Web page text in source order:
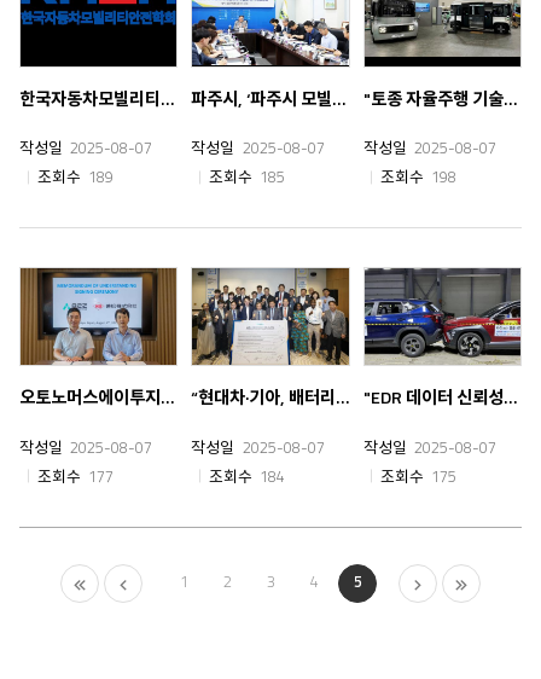
한국자동차모빌리티안전학회, '차량용 AI 국제 표준화' 참여
작성일 2025-08-07
조회수 189
파주시, ‘파주시 모빌리티 개선계획 수립 용역 추진 보고회' 개최
작성일 2025-08-07
조회수 185
"토종 자율주행 기술로 바이두·엔비디아와 어깨 나란히"
작성일 2025-08-07
조회수 198
오토노머스에이투지, 가네마쯔와 협력...日 자율주행 시장 진출
작성일 2025-08-07
조회수 177
“현대차·기아, 배터리 품질 노하우로 전기차 안전 확보 노력”
작성일 2025-08-07
조회수 184
"EDR 데이터 신뢰성↑" 모빌리티안전학회·보험개발원, 충돌시험 시연서 검증 | 출처 : 아시아경제 | https://www.asiae.co.kr/article/20250723
작성일 2025-08-07
조회수 175
1 2 3 4 5